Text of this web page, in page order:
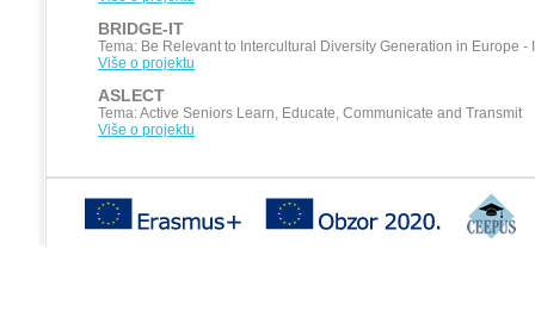
BRIDGE-IT
Tema: Be Relevant to Intercultural Diversity Generation in Europe -
Više o projektu
ASLECT
Tema: Active Seniors Learn, Educate, Communicate and Transmit
Više o projektu